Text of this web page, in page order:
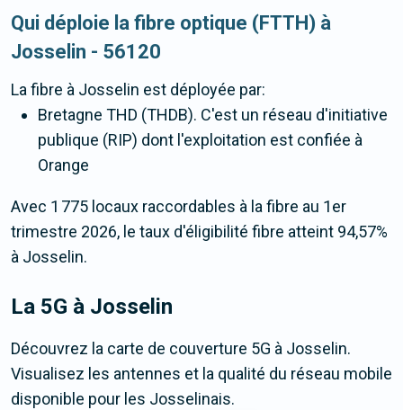
Qui déploie la fibre optique (FTTH) à
Josselin - 56120
La fibre à Josselin est déployée par:
Bretagne THD (THDB). C'est un réseau d'initiative
publique (RIP) dont l'exploitation est confiée à
Orange
Avec 1 775 locaux raccordables à la fibre au 1er
trimestre 2026, le taux d'éligibilité fibre atteint 94,57%
à Josselin.
La 5G à Josselin
Découvrez la carte de couverture 5G à Josselin.
Visualisez les antennes et la qualité du réseau mobile
disponible pour les Josselinais.